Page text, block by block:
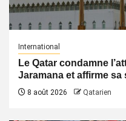
International
Le Qatar condamne
Jaramana et affirme sa
8 août 2026 Qatarien